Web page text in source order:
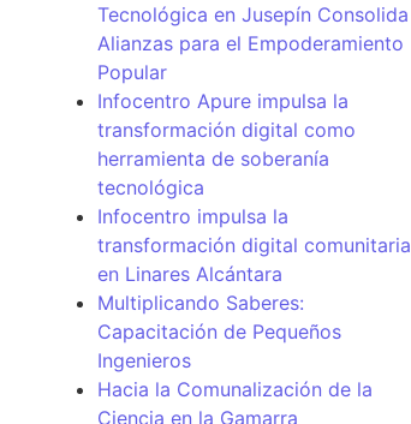
Tecnológica en Jusepín Consolida
Alianzas para el Empoderamiento
Popular
Infocentro Apure impulsa la
transformación digital como
herramienta de soberanía
tecnológica
Infocentro impulsa la
transformación digital comunitaria
en Linares Alcántara
Multiplicando Saberes:
Capacitación de Pequeños
Ingenieros
Hacia la Comunalización de la
Ciencia en la Gamarra